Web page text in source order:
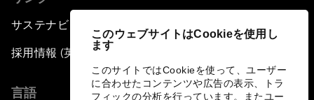
このウェブサイトはCookieを使用し
ます
このサイトではCookieを使って、ユーザー
に合わせたコンテンツや広告の表示、トラ
フィックの分析を行っています。またユー
サステナビリティへの取り組み
採用情報 (英語のみ)
言語